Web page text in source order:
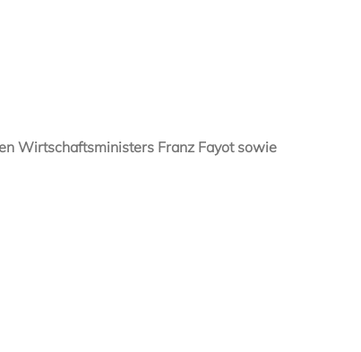
Wirtschaftsministers Franz Fayot sowie